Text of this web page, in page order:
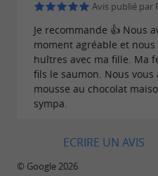
Avis publié par
Je recommande 👍 Nous
moment agréable et
huîtres avec ma fille. Ma
fils le saumon. Nous
mousse au chocolat
sympa.
ECRIRE UN AVIS
© Google 2026